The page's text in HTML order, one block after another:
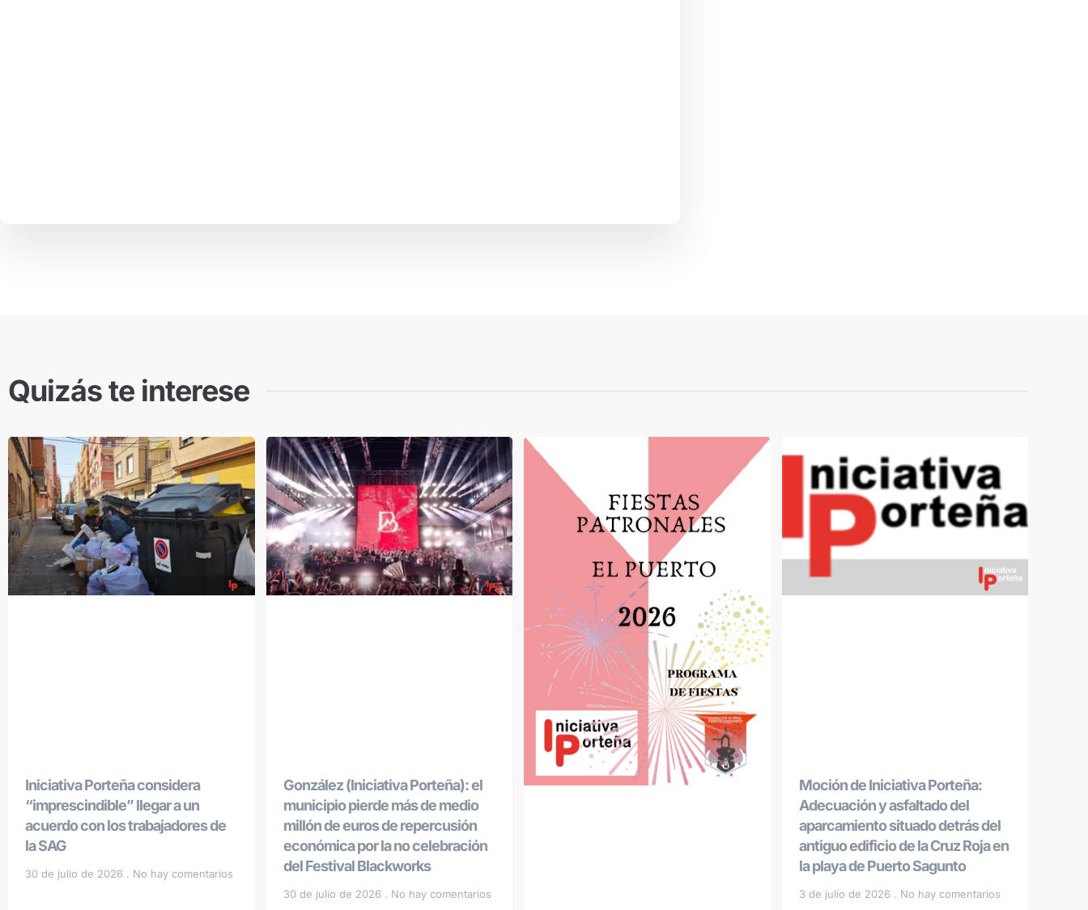
Quizás te interese
Iniciativa Porteña considera
“imprescindible” llegar a un
acuerdo con los trabajadores de
la SAG
30 de julio de 2026 No hay comentarios
González (Iniciativa Porteña): el
municipio pierde más de medio
millón de euros de repercusión
económica por la no celebración
del Festival Blackworks
30 de julio de 2026 No hay comentarios
Moción de Iniciativa Porteña:
Adecuación y asfaltado del
aparcamiento situado detrás del
antiguo edificio de la Cruz Roja en
la playa de Puerto Sagunto
3 de julio de 2026 No hay comentarios